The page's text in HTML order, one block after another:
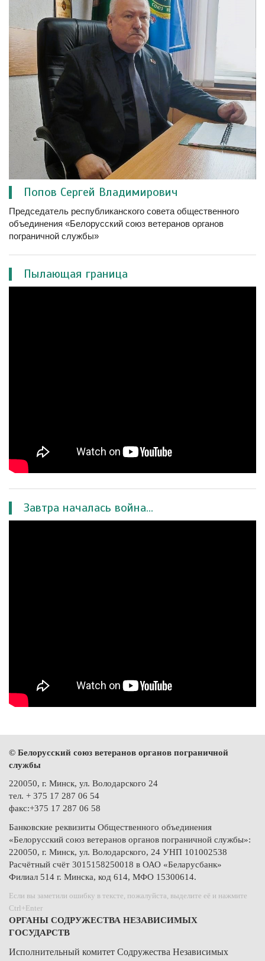
Попов Сергей Владимирович
Председатель республиканского совета общественного
объединения «Белорусский союз ветеранов органов
пограничной службы»
Пылающая граница
Завтра началась война...
© Белорусский союз ветеранов органов пограничной
службы
220050, г. Минск, ул. Володарского 24
тел. + 375 17 287 06 54
факс:+375 17 287 06 58
Банковские реквизиты Общественного объединения
«Белорусский союз ветеранов органов пограничной службы»:
220050, г. Минск, ул. Володарского, 24 УНП 101002538
Расчётный счёт 3015158250018 в ОАО «Беларусбанк»
Филиал 514 г. Минска, код 614, МФО 15300614.
Если вы заметили ошибку в тексте, пожалуйста, выделите её и нажмите
Ctrl+Enter
ОРГАНЫ СОДРУЖЕСТВА НЕЗАВИСИМЫХ
ГОСУДАРСТВ
Исполнительный комитет Содружества Независимых